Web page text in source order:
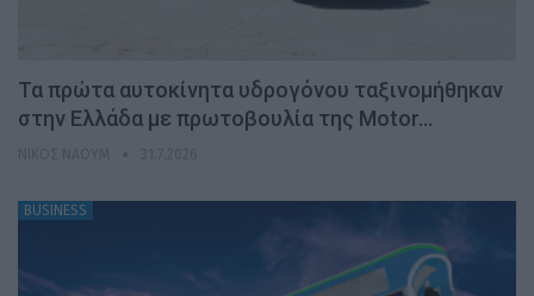
Τα πρώτα αυτοκίνητα υδρογόνου ταξινομήθηκαν
στην Ελλάδα με πρωτοβουλία της Motor…
BUSINESS